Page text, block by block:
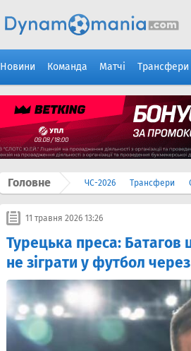
Новини Команда Матчі Трансфери
Головне ЧС-2026 Трансфери
11 травня 2026 13:26
Турецька преса: Батагов
не зіграти у футбол